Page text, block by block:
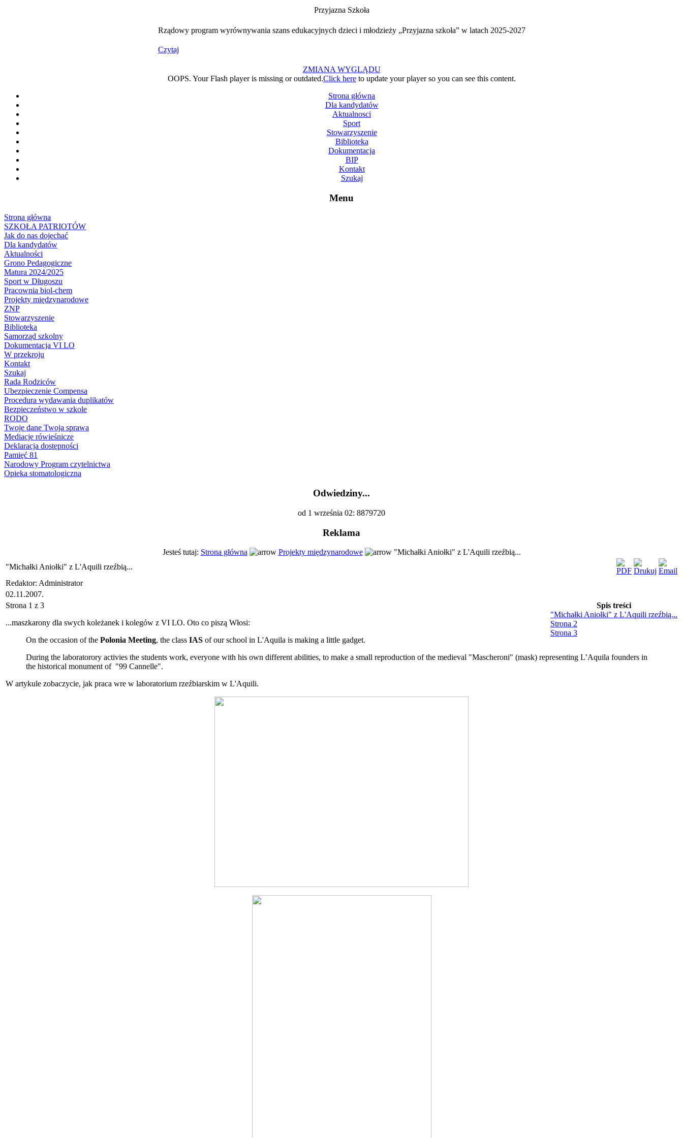
Przyjazna Szkoła
Rządowy program wyrównywania szans edukacyjnych dzieci i młodzieży „Przyjazna szkoła” w latach 2025-2027
Czytaj
ZMIANA WYGLĄDU
OOPS. Your Flash player is missing or outdated.Click hereto update your player so you can see this content.
Strona główna
Dla kandydatów
Aktualnosci
Sport
Stowarzyszenie
Biblioteka
Dokumentacja
BIP
Kontakt
Szukaj
Menu
Strona główna
SZKOŁA PATRIOTÓW
Jak do nas dojechać
Dla kandydatów
Aktualności
Grono Pedagogiczne
Matura 2024/2025
Sport w Długoszu
Pracownia biol-chem
Projekty międzynarodowe
ZNP
Stowarzyszenie
Biblioteka
Samorząd szkolny
Dokumentacja VI LO
W przekroju
Kontakt
Szukaj
Rada Rodziców
Ubezpieczenie Compensa
Procedura wydawania duplikatów
Bezpieczeństwo w szkole
RODO
Twoje dane Twoja sprawa
Mediacje rówieśnicze
Deklaracja dostępności
Pamięć 81
Narodowy Program czytelnictwa
Opieka stomatologiczna
Odwiedziny...
od 1 września 02: 8879720
Reklama
Jesteś tutaj: Strona główna Projekty międzynarodowe
"Michałki Aniołki" z L'Aquili rzeźbią...
"Michałki Aniołki" z L'Aquili rzeźbią...
Redaktor: Administrator
02.11.2007.
Spis treści
"Michałki Aniołki" z L'Aquili rzeźbią...
Strona 2
Strona 3
Strona 1 z 3
...maszkarony dla swych koleżanek i kolegów z VI LO. Oto co piszą Włosi:
On the occasion of the Polonia Meeting, the class IAS of our school in L'Aquila is making a little gadget.
During the laboratorory activies the students work, everyone with his own different abilities, to make a small reproduction of the medieval "Mascheroni" (mask) representing L’Aquila founders in
the historical monument of "99 Cannelle".
W artykule zobaczycie, jak praca wre w laboratorium rzeźbiarskim w L'Aquili.